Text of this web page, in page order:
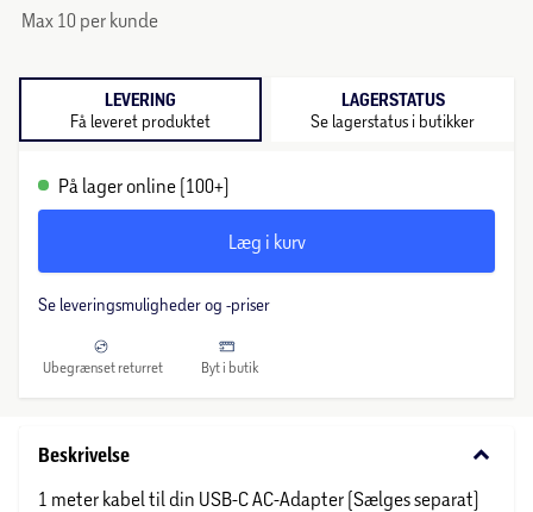
Max 10 per kunde
LEVERING
Få leveret produktet
LAGERSTATUS
Se lagerstatus i butikker
På lager online (100+)
Læg i kurv
Se leveringsmuligheder og -priser
Ubegrænset returret Byt i butik
Beskrivelse keyboard_arrow_down
1 meter kabel til din USB-C AC-Adapter (Sælges separat)